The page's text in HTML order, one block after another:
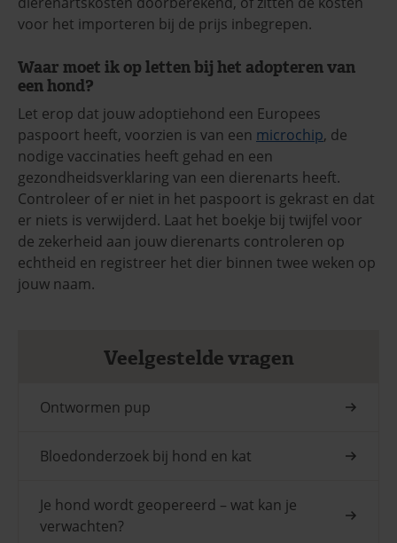
voor het importeren bij de prijs inbegrepen.
Waar moet ik op letten bij het adopteren van
een hond?
Let erop dat jouw adoptiehond een Europees
paspoort heeft, voorzien is van een microchip, de
nodige vaccinaties heeft gehad en een
gezondheidsverklaring van een dierenarts heeft.
Controleer of er niet in het paspoort is gekrast en dat
er niets is verwijderd. Laat het boekje bij twijfel voor
de zekerheid aan jouw dierenarts controleren op
echtheid en registreer het dier binnen twee weken op
jouw naam.
Veelgestelde vragen
Ontwormen pup
Bloedonderzoek bij hond en kat
Je hond wordt geopereerd – wat kan je
verwachten?